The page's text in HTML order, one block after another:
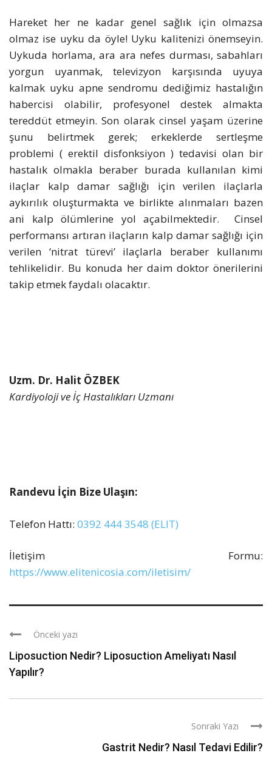
Hareket her ne kadar genel sağlık için olmazsa
olmaz ise uyku da öyle! Uyku kalitenizi önemseyin.
Uykuda horlama, ara ara nefes durması, sabahları
yorgun uyanmak, televizyon karşısında uyuya
kalmak uyku apne sendromu dediğimiz hastalığın
habercisi olabilir, profesyonel destek almakta
tereddüt etmeyin. Son olarak cinsel yaşam üzerine
şunu belirtmek gerek; erkeklerde sertleşme
problemi ( erektil disfonksiyon ) tedavisi olan bir
hastalık olmakla beraber burada kullanılan kimi
ilaçlar kalp damar sağlığı için verilen ilaçlarla
aykırılık oluşturmakta ve birlikte alınmaları bazen
ani kalp ölümlerine yol açabilmektedir. Cinsel
performansı artıran ilaçların kalp damar sağlığı için
verilen ‘nitrat türevi’ ilaçlarla beraber kullanımı
tehlikelidir. Bu konuda her daim doktor önerilerini
takip etmek faydalı olacaktır.
Uzm. Dr. Halit ÖZBEK
Kardiyoloji ve İç Hastalıkları Uzmanı
Randevu İçin Bize Ulaşın:
Telefon Hattı: 0392 444 3548 (ELIT)
İletişim Formu:
https://www.elitenicosia.com/iletisim/
Önceki yazı
Liposuction Nedir? Liposuction Ameliyatı Nasıl
Yapılır?
Sonraki Yazı
Gastrit Nedir? Nasıl Tedavi Edilir?